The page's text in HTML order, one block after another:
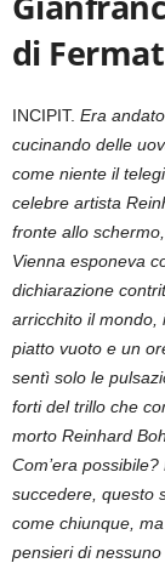
di Fermat
INCIPIT. Era
cucinando delle
come niente il
celebre artista
fronte allo
Vienna esponeva
dichiarazione
arricchito il mondo,
piatto vuoto e un
sentì solo le
forti del trillo che
morto Reinhard
Com’era
succedere, questo
come chiunque,
pensieri di